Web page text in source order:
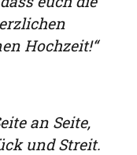
Hochzeit!“
an Seite,
und Streit.